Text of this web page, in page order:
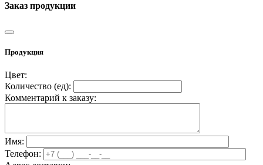
Заказ продукции
Продукция
Цвет:
Количество (ед):
Комментарий к заказу:
Имя:
Телефон: